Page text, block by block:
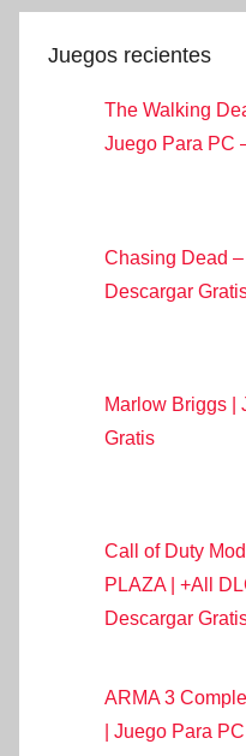
Juegos recientes
The Walking
Juego Para PC
Chasing Dead
Descargar
Marlow Briggs |
Gratis
Call of Duty
PLAZA | +All
Descargar
ARMA 3
| Juego Para